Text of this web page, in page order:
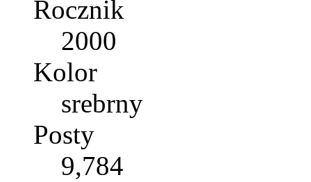
Rocznik
2000
Kolor
srebrny
Posty
9,784